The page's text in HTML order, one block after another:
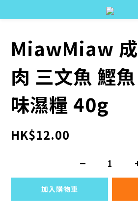
MiawMiaw
肉 三文魚 鰹
味濕糧 40g
HK$12.00
加入購物車